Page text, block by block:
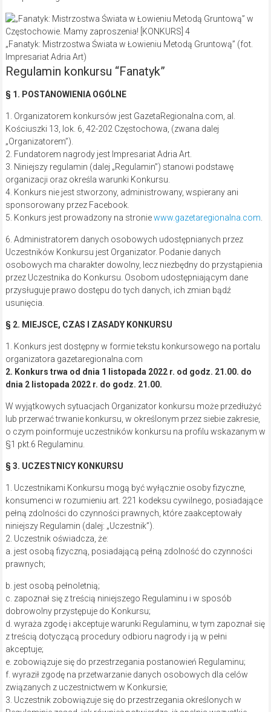
„Fanatyk: Mistrzostwa Świata w Łowieniu Metodą Gruntową” (fot.
Impresariat Adria Art)
Regulamin konkursu “Fanatyk”
§ 1. POSTANOWIENIA OGÓLNE
1. Organizatorem konkursów jest GazetaRegionalna.com, al.
Kościuszki 13, lok. 6, 42-202 Częstochowa, (zwana dalej
„Organizatorem”).
2. Fundatorem nagrody jest Impresariat Adria Art.
3. Niniejszy regulamin (dalej „Regulamin”) stanowi podstawę
organizacji oraz określa warunki Konkursu.
4. Konkurs nie jest stworzony, administrowany, wspierany ani
sponsorowany przez Facebook.
5. Konkurs jest prowadzony na stroniewww.gazetaregionalna.com
6. Administratorem danych osobowych udostępnianych przez
Uczestników Konkursu jest Organizator. Podanie danych
osobowych ma charakter dowolny, lecz niezbędny do przystąpienia
przez Uczestnika do Konkursu. Osobom udostępniającym dane
przysługuje prawo dostępu do tych danych, ich zmian bądź
usunięcia.
§ 2. MIEJSCE, CZAS I ZASADY KONKURSU
1. Konkurs jest dostępny w formie tekstu konkursowego na portalu
organizatora gazetaregionalna.com
2. Konkurs trwa od dnia 1 listopada 2022 r. od godz. 21.00. do
dnia 2 listopada 2022 r. do godz. 21.00.
W wyjątkowych sytuacjach Organizator konkursu może przedłużyć
lub przerwać trwanie konkursu, w określonym przez siebie zakresie,
o czym poinformuje uczestników konkursu na profilu wskazanym w
§1 pkt.6 Regulaminu.
§ 3. UCZESTNICY KONKURSU
1. Uczestnikami Konkursu mogą być wyłącznie osoby fizyczne,
konsumenci w rozumieniu art. 221 kodeksu cywilnego, posiadające
pełną zdolności do czynności prawnych, które zaakceptowały
niniejszy Regulamin (dalej: „Uczestnik”).
2. Uczestnik oświadcza, że:
a. jest osobą fizyczną, posiadającą pełną zdolność do czynności
prawnych;
b. jest osobą pełnoletnią;
c. zapoznał się z treścią niniejszego Regulaminu i w sposób
dobrowolny przystępuje do Konkursu;
d. wyraża zgodę i akceptuje warunki Regulaminu, w tym zapoznał się
z treścią dotyczącą procedury odbioru nagrody i ją w pełni
akceptuje;
e. zobowiązuje się do przestrzegania postanowień Regulaminu;
f. wyraził zgodę na przetwarzanie danych osobowych dla celów
związanych z uczestnictwem w Konkursie;
3. Uczestnik zobowiązuje się do przestrzegania określonych w